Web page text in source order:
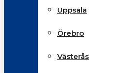
Uppsala
Örebro
Västerås